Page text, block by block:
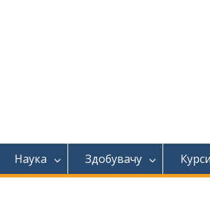
Наука Здобувачу Курси